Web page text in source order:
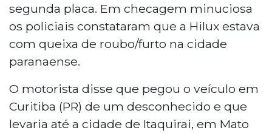
segunda placa. Em checagem minuciosa
os policiais constataram que a Hilux estava
com queixa de roubo/furto na cidade
paranaense.
O motorista disse que pegou o veículo em
Curitiba (PR) de um desconhecido e que
levaria até a cidade de Itaquirai, em Mato